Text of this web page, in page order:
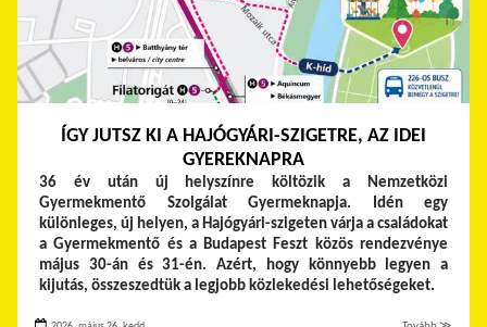
ÍGY JUTSZ KI A HAJÓGYÁRI-SZIGETRE, AZ IDEI
GYEREKNAPRA
36 év után új helyszínre költözik a Nemzetközi
Gyermekmentő Szolgálat Gyermeknapja. Idén egy
különleges, új helyen, a Hajógyári-szigeten várja a családokat
a Gyermekmentő és a Budapest Feszt közös rendezvénye
május 30-án és 31-én. Azért, hogy könnyebb legyen a
kijutás, összeszedtük a legjobb közlekedési lehetőségeket.